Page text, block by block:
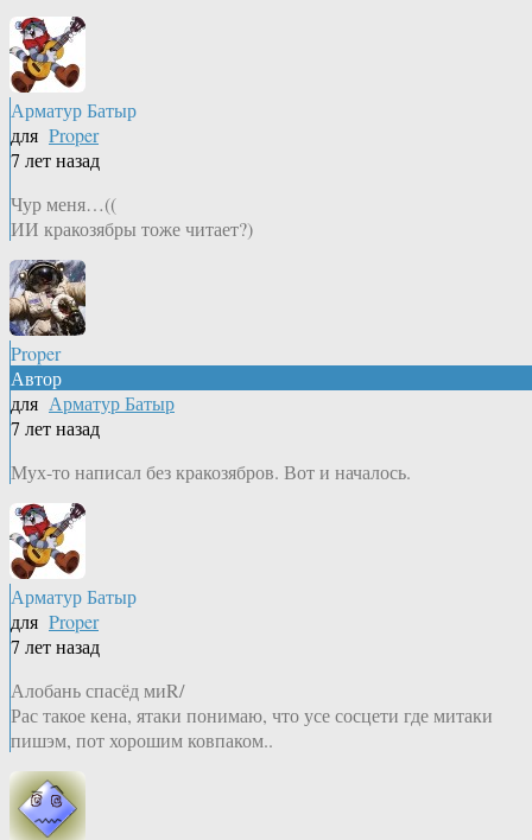
Арматур Батыр
для Proper
7 лет назад
Чур меня…((
ИИ кракозябры тоже читает?)
Proper
Автор
для Арматур Батыр
7 лет назад
Мух-то написал без кракозябров. Вот и началось.
Арматур Батыр
для Proper
7 лет назад
Алобань спасёд миR/
Рас такое кена, ятаки понимаю, что усе сосцети где митаки
пишэм, пот хорошим ковпаком..